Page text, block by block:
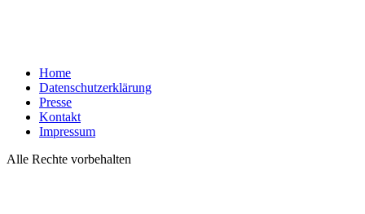
Home
Datenschutzerklärung
Presse
Kontakt
Impressum
Alle Rechte vorbehalten